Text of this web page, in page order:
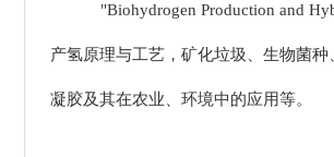
"Biohydrogen Production and
产氢原理与工艺，矿化垃圾、生物菌
凝胶及其在农业、环境中的应用等。